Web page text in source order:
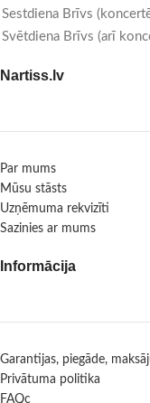
Sestdiena Brīvs
Svētdiena Brīvs (arī
Nartiss.lv
Par mums
Mūsu stāsts
Uzņēmuma rekvizīti
Sazinies ar mums
Informācija
Garantijas, piegāde,
Privātuma politika
FAQc